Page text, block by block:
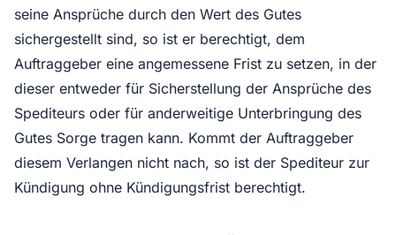
seine Ansprüche durch den Wert des Gutes
sichergestellt sind, so ist er berechtigt, dem
Auftraggeber eine angemessene Frist zu setzen, in der
dieser entweder für Sicherstellung der Ansprüche des
Spediteurs oder für anderweitige Unterbringung des
Gutes Sorge tragen kann. Kommt der Auftraggeber
diesem Verlangen nicht nach, so ist der Spediteur zur
Kündigung ohne Kündigungsfrist berechtigt.